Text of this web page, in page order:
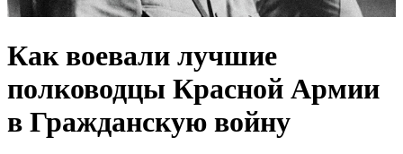
Как воевали лучшие
полководцы Красной Армии
в Гражданскую войну